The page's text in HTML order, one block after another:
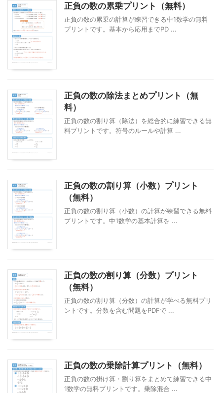
正負の数の累乗プリント（無料）
正負の数の累乗の計算が練習できる中1数学の無料
プリントです。基本から応用までPD ...
正負の数の除法まとめプリント（無
料）
正負の数の割り算（除法）を総合的に練習できる無
料プリントです。符号のルールや計算 ...
正負の数の割り算（小数）プリント
（無料）
正負の数の割り算（小数）の計算が練習できる無料
プリントです。中1数学の基本計算を ...
正負の数の割り算（分数）プリント
（無料）
正負の数の割り算（分数）の計算が学べる無料プリ
ントです。分数を含む問題をPDFで ...
正負の数の乗除計算プリント（無料）
正負の数の掛け算・割り算をまとめて練習できる中
1数学の無料プリントです。乗除混合 ...